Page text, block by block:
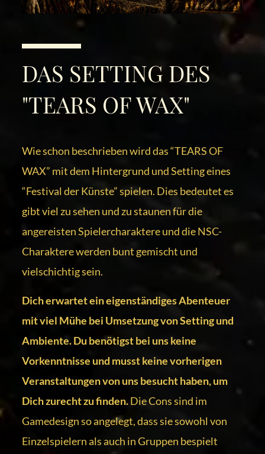
DAS SETTING DES
"TEARS OF WAX"
Wie schon beschrieben wird das “TEARS OF
WAX” mit dem Hintergrund und Setting eines
“Festival der Künste” spielen. Dies bedeutet es
gibt viel zu sehen und zu staunen für die
angereisten Spielercharaktere und die NSC-
Charaktere werden bunt gemischt und
vielschichtig sein.
Dich erwartet ein eigenständiges Abenteuer
mit viel Mühe bei Umsetzung von Setting und
Ambiente. Du benötigst bei uns keine
Vorkenntnisse und musst keine vorherigen
Veranstaltungen von uns besucht haben, um
Dich zurecht zu finden.Die Cons sind im
Gamedesign so angelegt, dass sie sowohl von
Einzelspielern als auch in Gruppen bespielt